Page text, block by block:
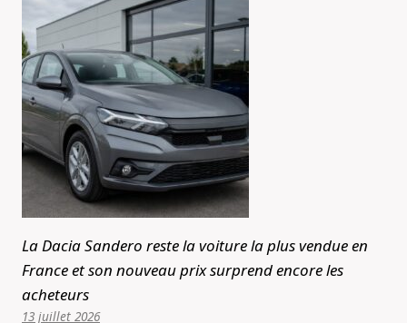
La Dacia Sandero reste la voiture la plus vendue en
France et son nouveau prix surprend encore les
acheteurs
13 juillet 2026